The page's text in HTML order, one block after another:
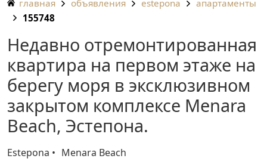
главная объявления estepona
апартаменты
155748
Недавно отремонтированная
квартира на первом этаже на
берегу моря в эксклюзивном
закрытом комплексе Menara
Beach, Эстепона.
Estepona Menara Beach